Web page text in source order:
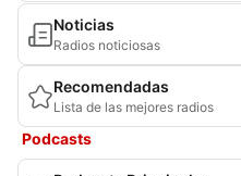
Noticias
Radios noticiosas
Recomendadas
Lista de las mejores radios
Podcasts